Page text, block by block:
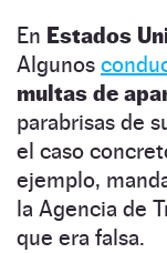
En Estados
Algunos
multas de
parabrisas de
el caso
ejemplo,
la Agencia de
que era falsa.